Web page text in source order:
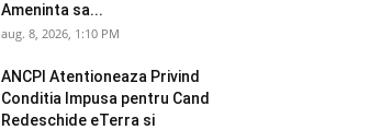
Ameninta sa...
aug. 8, 2026, 1:10 PM
ANCPI Atentioneaza Privind
Conditia Impusa pentru Cand
Redeschide eTerra si